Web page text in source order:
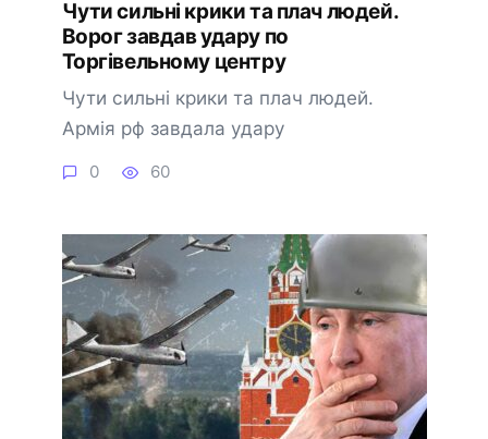
Чyти сильні кpики та плaч людей.
Воpог завдав удapу по
Тоpгівельному цeнтру
Чути сильні крики та плач людей.
Армія рф завдала удару
0 60